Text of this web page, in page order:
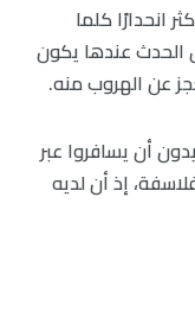
انحدارًا كلما
الحدث عندها يكون
عن الهروب منه.
أن يسافروا عبر
إذ أن لديه